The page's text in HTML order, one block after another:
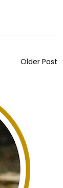
Older Post